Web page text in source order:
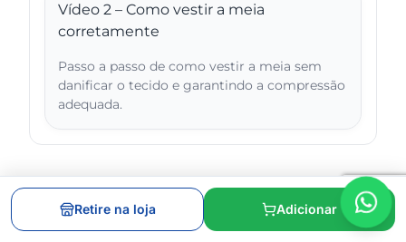
Vídeo 2 – Como vestir a meia
corretamente
Passo a passo de como vestir a meia sem
danificar o tecido e garantindo a compressão
adequada.
Retire na loja Adicionar